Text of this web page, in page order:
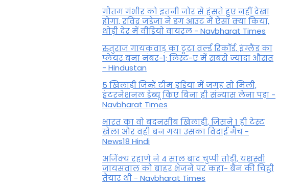
गौतम गंभीर को इतनी जोर से हंसते हुए नहीं देखा
होगा, रविंद्र जडेजा ने डग आउट में ऐसा क्या किया,
थोड़ी देर में वीडियो वायरल - Navbharat Times
रुतुराज गायकवाड़ का टूटा वर्ल्ड रिकॉर्ड, इंग्लैंड का
प्लेयर बना नंबर-1; लिस्ट-ए में सबसे ज्यादा औसत
- Hindustan
5 खिलाड़ी जिन्हें टीम इंडिया में जगह तो मिली,
इंटरनेशनल डेब्यू किए बिना ही संन्यास लेना पड़ा -
Navbharat Times
भारत का वो बदनसीब खिलाड़ी, जिसने 1 ही टेस्ट
खेला और वही बन गया उसका विदाई मैच -
News18 Hindi
अजिंक्य रहाणे ने 4 साल बाद चुप्पी तोड़ी, यशस्वी
जायसवाल को बाहर भेजने पर कहा- बैन की चिट्ठी
तैयार थी - Navbharat Times